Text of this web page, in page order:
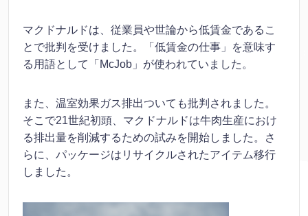
マクドナルドは、従業員や世論から低賃金であるこ
とで批判を受けました。「低賃金の仕事」を意味す
る用語として「McJob」が使われていました。
また、温室効果ガス排出ついても批判されました。
そこで21世紀初頭、マクドナルドは牛肉生産におけ
る排出量を削減するための試みを開始しました。さ
らに、パッケージはリサイクルされたアイテム移行
しました。